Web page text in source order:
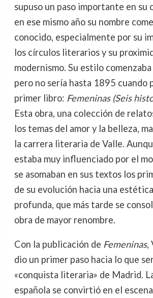
supuso un paso importante en su
en ese mismo año su nombre
conocido, especialmente por su
los círculos literarios y su
modernismo. Su estilo
pero no sería hasta 1895 cuando
primer libro: Femeninas (Seis
Esta obra, una colección de
los temas del amor y la belleza,
la carrera literaria de Valle.
estaba muy influenciado por el
se asomaban en sus textos los
de su evolución hacia una
profunda, que más tarde se
obra de mayor renombre.
Con la publicación de Femeninas,
dio un primer paso hacia lo que
«conquista literaria» de Madrid.
española se convirtió en el